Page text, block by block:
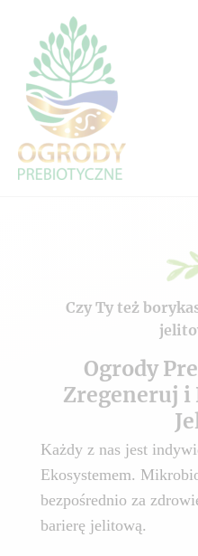
Czy Ty też
Ogrody
Zregeneruj i
Każdy z nas jest
Ekosystemem.
bezpośrednio za
barierę jelitową.